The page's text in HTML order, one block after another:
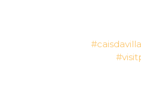
#caisdavilla